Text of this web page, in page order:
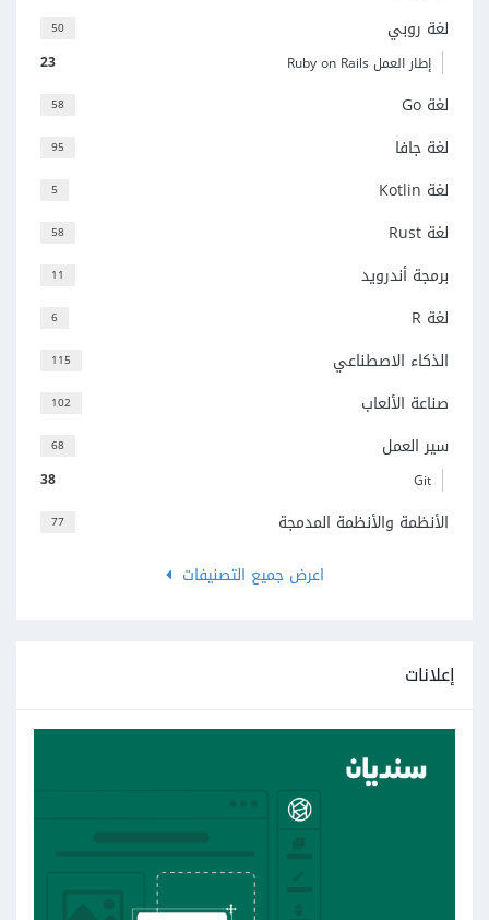
50 لغة روبي
23 إطار العمل Ruby on Rails
58 لغة Go
95 لغة جافا
5 لغة Kotlin
58 لغة Rust
11 برمجة أندرويد
6 لغة R
115 الذكاء الاصطناعي
102 صناعة الألعاب
68 سير العمل
38 Git
77
الأنظمة والأنظمة المدمجة
اعرض جميع التصنيفات
إعلانات